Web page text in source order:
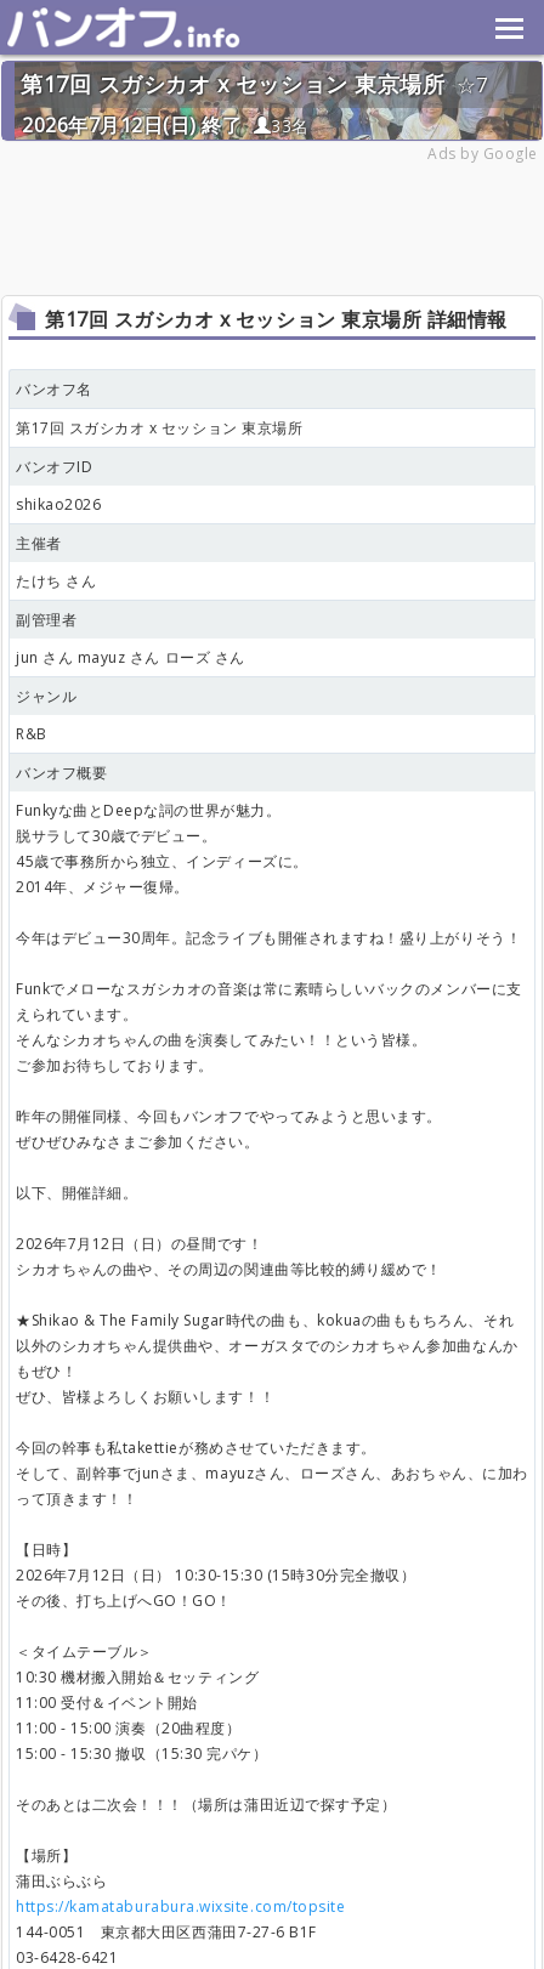
第17回 スガシカオ x セッション 東京場所
7
2026年7月12日(日) 終了
33名
Ads by Google
第17回 スガシカオ x セッション 東京場所 詳細情報
バンオフ名
第17回 スガシカオ x セッション 東京場所
バンオフID
shikao2026
主催者
たけち さん
副管理者
jun さん mayuz さん ローズ さん
ジャンル
R&B
バンオフ概要
Funkyな曲とDeepな詞の世界が魅力。
脱サラして30歳でデビュー。
45歳で事務所から独立、インディーズに。
2014年、メジャー復帰。
今年はデビュー30周年。記念ライブも開催されますね！盛り上がりそう！
Funkでメローなスガシカオの音楽は常に素晴らしいバックのメンバーに支
えられています。
そんなシカオちゃんの曲を演奏してみたい！！という皆様。
ご参加お待ちしております。
昨年の開催同様、今回もバンオフでやってみようと思います。
ぜひぜひみなさまご参加ください。
以下、開催詳細。
2026年7月12日（日）の昼間です！
シカオちゃんの曲や、その周辺の関連曲等比較的縛り緩めで！
★Shikao & The Family Sugar時代の曲も、kokuaの曲ももちろん、それ
以外のシカオちゃん提供曲や、オーガスタでのシカオちゃん参加曲なんか
もぜひ！
ぜひ、皆様よろしくお願いします！！
今回の幹事も私takettieが務めさせていただきます。
そして、副幹事でjunさま、mayuzさん、ローズさん、あおちゃん、に加わ
って頂きます！！
【日時】
2026年7月12日（日） 10:30-15:30 (15時30分完全撤収）
その後、打ち上げへGO！GO！
＜タイムテーブル＞
10:30 機材搬入開始＆セッティング
11:00 受付＆イベント開始
11:00 - 15:00 演奏（20曲程度）
15:00 - 15:30 撤収（15:30 完パケ）
そのあとは二次会！！！（場所は蒲田近辺で探す予定）
【場所】
蒲田ぶらぶら
https://kamataburabura.wixsite.com/topsite
144-0051 東京都大田区西蒲田7-27-6 B1F
03-6428-6421